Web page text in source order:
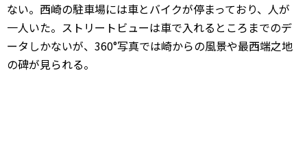
ない。西崎の駐車場には車とバイクが停まっており、人が
一人いた。ストリートビューは車で入れるところまでのデ
ータしかないが、360°写真では崎からの風景や最西端之地
の碑が見られる。